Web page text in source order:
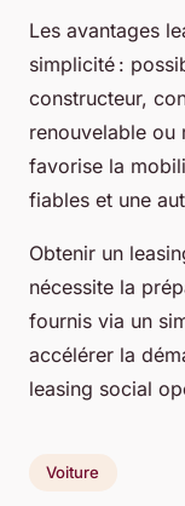
Les avantages
simplicité :
constructeur,
renouvelable ou
favorise la
fiables et une
Obtenir un
nécessite la
fournis via un
accélérer la
leasing social
Voiture